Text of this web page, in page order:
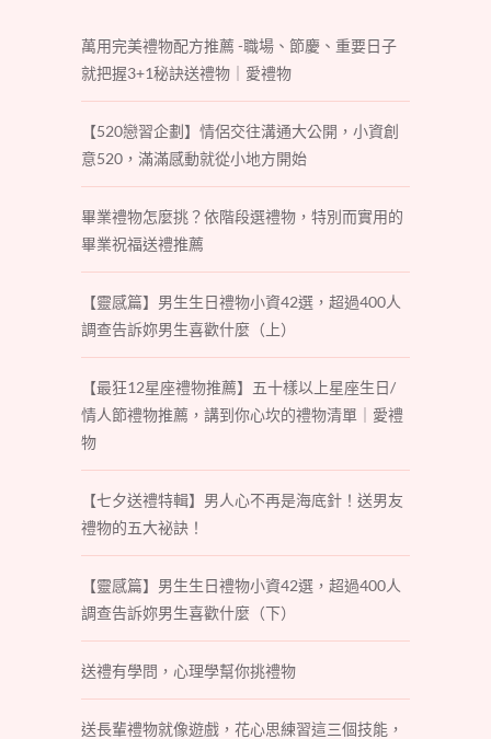
萬用完美禮物配方推薦 -職場、節慶、重要日子
就把握3+1秘訣送禮物｜愛禮物
【520戀習企劃】情侶交往溝通大公開，小資創
意520，滿滿感動就從小地方開始
畢業禮物怎麼挑？依階段選禮物，特別而實用的
畢業祝福送禮推薦
【靈感篇】男生生日禮物小資42選，超過400人
調查告訴妳男生喜歡什麼（上）
【最狂12星座禮物推薦】五十樣以上星座生日/
情人節禮物推薦，講到你心坎的禮物清單｜愛禮
物
【七夕送禮特輯】男人心不再是海底針！送男友
禮物的五大祕訣！
【靈感篇】男生生日禮物小資42選，超過400人
調查告訴妳男生喜歡什麼（下）
送禮有學問，心理學幫你挑禮物
送長輩禮物就像遊戲，花心思練習這三個技能，